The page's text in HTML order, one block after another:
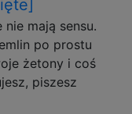
nie mają sensu.
po prostu
żetony i coś
piszesz